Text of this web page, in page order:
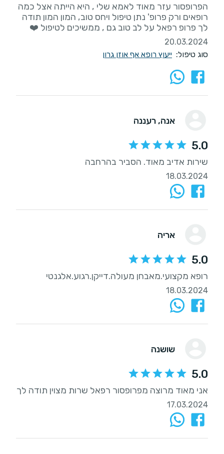
הפרופסור עזר מאוד לאמא שלי , היא הייתה אצל כמה
רופאים ורק פרופ' נתן טיפול ויחס טוב, המון המון תודה
לך פרופ רפאל על לב טוב גם , ממשיכים לטיפול ❤️
20.03.2024
סוג טיפול: ייעוץ רופא אף אוזן גרון
אנה, רעננה
5.0
שירות אדיב מאוד. הסביר בהרחבה
18.03.2024
אריה
5.0
רופא מקצועי.מאבחן מעולה.דייקן.רגוע.אלגנטי
18.03.2024
שושנה
5.0
אני מאוד מרוצה מפרופסור רפאל שרות מצוין תודה לך
17.03.2024